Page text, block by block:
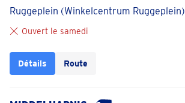
Ruggeplein (Winkelcentrum Ruggeplein)
Ouvert le samedi
Détails Route